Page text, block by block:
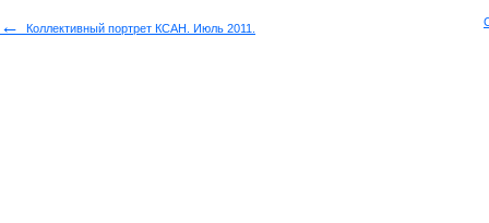
← Коллективный портрет КСАН. Июль 2011.